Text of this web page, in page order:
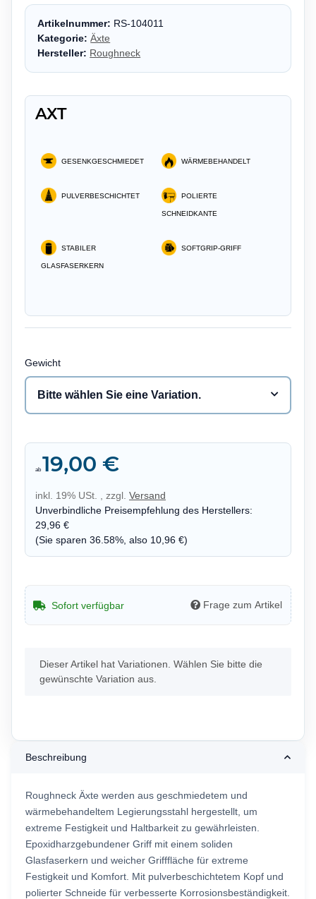
Artikelnummer: RS-104011
Kategorie:Äxte
Hersteller: Roughneck
AXT
GESENKGESCHMIEDET WÄRMEBEHANDELT
PULVERBESCHICHTET POLIERTE
SCHNEIDKANTE
STABILER
GLASFASERKERN
SOFTGRIP-GRIFF
Gewicht
Bitte wählen Sie eine Variation.
ab 19,00 €
inkl. 19% USt. , zzgl. Versand
Unverbindliche Preisempfehlung des Herstellers:
29,96 €
(Sie sparen 36.58%, also 10,96 €)
Sofort verfügbar Frage zum Artikel
x
Dieser Artikel hat Variationen. Wählen Sie bitte die
gewünschte Variation aus.
Beschreibung
Roughneck Äxte werden aus geschmiedetem und
wärmebehandeltem Legierungsstahl hergestellt, um
extreme Festigkeit und Haltbarkeit zu gewährleisten.
Epoxidharzgebundener Griff mit einem soliden
Glasfaserkern und weicher Grifffläche für extreme
Festigkeit und Komfort. Mit pulverbeschichtetem Kopf und
polierter Schneide für verbesserte Korrosionsbeständigkeit.